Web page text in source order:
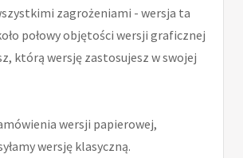
zagrożeniami - wersja ta
połowy objętości wersji graficznej
którą wersję zastosujesz w swojej
wersji papierowej,
wersję klasyczną.